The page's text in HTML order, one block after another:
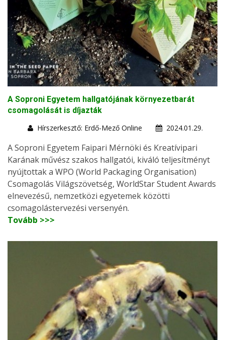
A Soproni Egyetem hallgatójának környezetbarát
csomagolását is díjazták
Hírszerkesztő: Erdő-Mező Online
2024.01.29.
A Soproni Egyetem Faipari Mérnöki és Kreatívipari
Karának művész szakos hallgatói, kiváló teljesítményt
nyújtottak a WPO (World Packaging Organisation)
Csomagolás Világszövetség, WorldStar Student Awards
elnevezésű, nemzetközi egyetemek közötti
csomagolástervezési versenyén.
Tovább >>>